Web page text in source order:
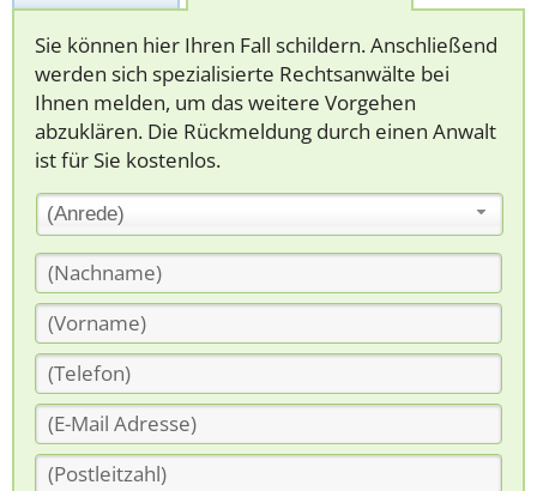
Sie können hier Ihren Fall schildern. Anschließend
werden sich spezialisierte Rechtsanwälte bei
Ihnen melden, um das weitere Vorgehen
abzuklären. Die Rückmeldung durch einen Anwalt
ist für Sie kostenlos.
(Anrede)